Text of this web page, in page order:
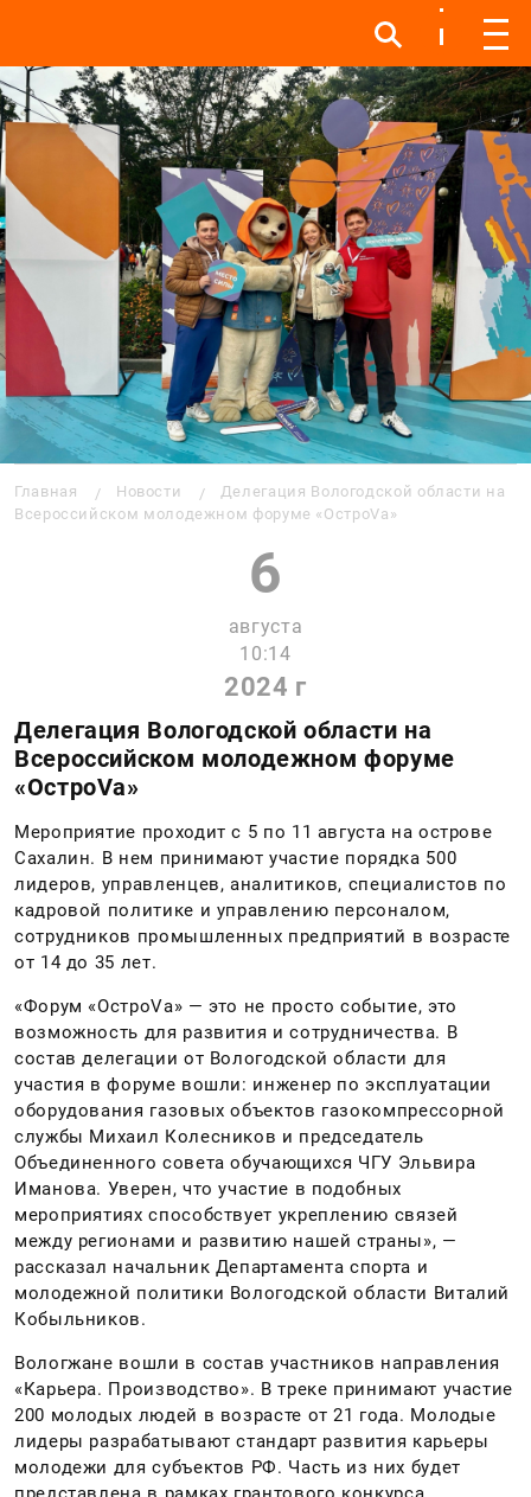
Инфо Инфо Меню
Главная Новости
Делегация Вологодской области на
Всероссийском молодежном форуме «ОстроVа»
6
августа
10:14
2024 г
Делегация Вологодской области на
Всероссийском молодежном форуме
«ОстроVа»
Мероприятие проходит с 5 по 11 августа на острове
Сахалин. В нем принимают участие порядка 500
лидеров, управленцев, аналитиков, специалистов по
кадровой политике и управлению персоналом,
сотрудников промышленных предприятий в возрасте
от 14 до 35 лет.
«Форум «ОстроVа» — это не просто событие, это
возможность для развития и сотрудничества. В
состав делегации от Вологодской области для
участия в форуме вошли: инженер по эксплуатации
оборудования газовых объектов газокомпрессорной
службы Михаил Колесников и председатель
Объединенного совета обучающихся ЧГУ Эльвира
Иманова. Уверен, что участие в подобных
мероприятиях способствует укреплению связей
между регионами и развитию нашей страны», —
рассказал начальник Департамента спорта и
молодежной политики Вологодской области Виталий
Кобыльников.
Вологжане вошли в состав участников направления
«Карьера. Производство». В треке принимают участие
200 молодых людей в возрасте от 21 года. Молодые
лидеры разрабатывают стандарт развития карьеры
молодежи для субъектов РФ. Часть из них будет